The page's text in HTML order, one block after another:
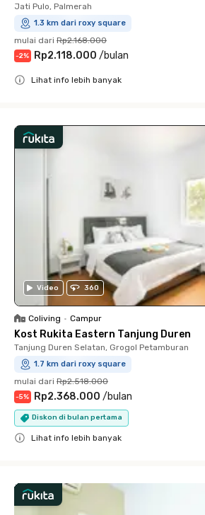
Jati Pulo, Palmerah
1.3 km dari roxy square
mulai dari Rp2.168.000
-2% Rp2.118.000 /bulan
Lihat info lebih banyak
Video 360
Coliving • Campur
Kost Rukita Eastern Tanjung Duren
Tanjung Duren Selatan, Grogol Petamburan
1.7 km dari roxy square
mulai dari Rp2.518.000
-5% Rp2.368.000 /bulan
Diskon di bulan pertama
Lihat info lebih banyak